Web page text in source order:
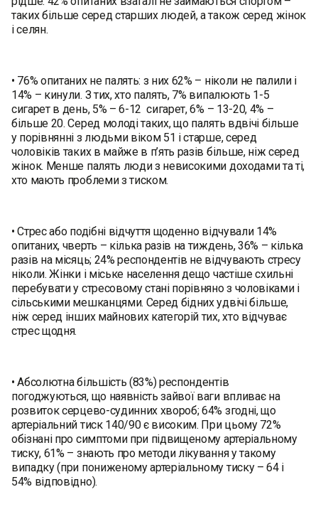
таких більше серед старших людей, а також серед жінок
і селян.
• 76% опитаних не палять: з них 62% – ніколи не палили і
14% – кинули. З тих, хто палять, 7% випалюють 1-5
сигарет в день, 5% – 6-12 сигарет, 6% – 13-20, 4% –
більше 20. Серед молоді таких, що палять вдвічі більше
у порівнянні з людьми віком 51 і старше, серед
чоловіків таких в майже в п’ять разів більше, ніж серед
жінок. Менше палять люди з невисокими доходами та ті,
хто мають проблеми з тиском.
• Стрес або подібні відчуття щоденно відчували 14%
опитаних, чверть – кілька разів на тиждень, 36% – кілька
разів на місяць; 24% респондентів не відчувають стресу
ніколи. Жінки і міське населення дещо частіше схильні
перебувати у стресовому стані порівняно з чоловіками і
сільськими мешканцями. Серед бідних удвічі більше,
ніж серед інших майнових категорій тих, хто відчуває
стрес щодня.
• Абсолютна більшість (83%) респондентів
погоджуються, що наявність зайвої ваги впливає на
розвиток серцево-судинних хвороб; 64% згодні, що
артеріальний тиск 140/90 є високим. При цьому 72%
обізнані про симптоми при підвищеному артеріальному
тиску, 61% – знають про методи лікування у такому
випадку (при пониженому артеріальному тиску – 64 і
54% відповідно).